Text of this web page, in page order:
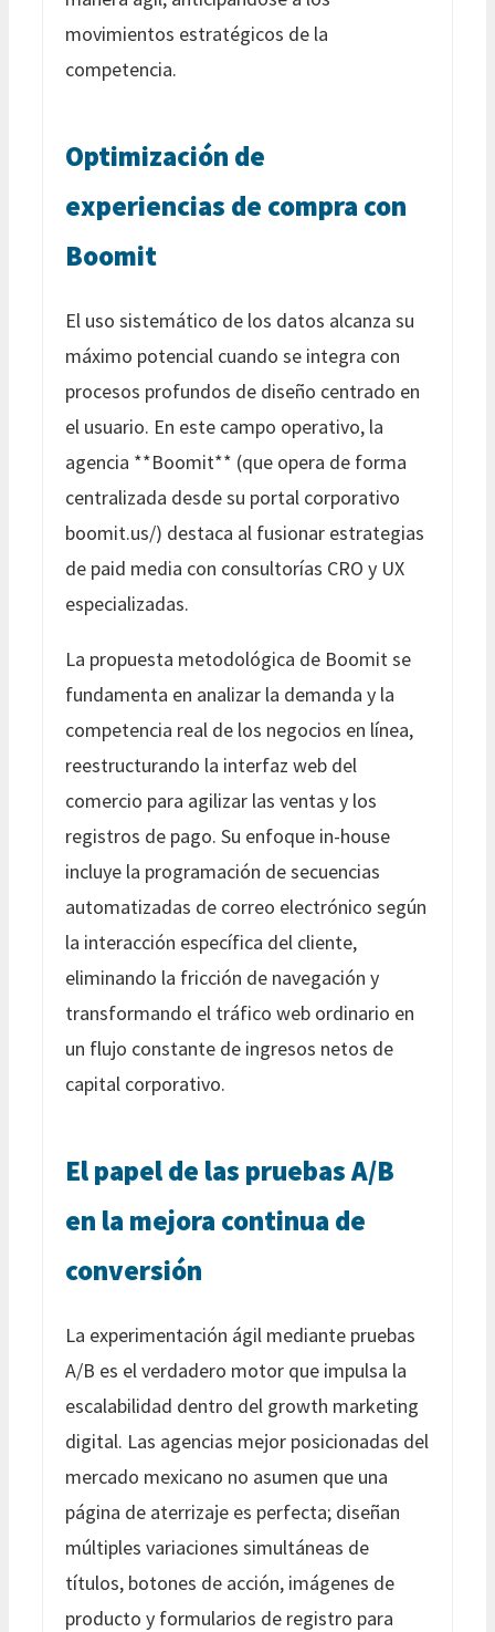
movimientos estratégicos de la
competencia.
Optimización de
experiencias de compra con
Boomit
El uso sistemático de los datos alcanza su
máximo potencial cuando se integra con
procesos profundos de diseño centrado en
el usuario. En este campo operativo, la
agencia **Boomit** (que opera de forma
centralizada desde su portal corporativo
boomit.us/) destaca al fusionar estrategias
de paid media con consultorías CRO y UX
especializadas.
La propuesta metodológica de Boomit se
fundamenta en analizar la demanda y la
competencia real de los negocios en línea,
reestructurando la interfaz web del
comercio para agilizar las ventas y los
registros de pago. Su enfoque in-house
incluye la programación de secuencias
automatizadas de correo electrónico según
la interacción específica del cliente,
eliminando la fricción de navegación y
transformando el tráfico web ordinario en
un flujo constante de ingresos netos de
capital corporativo.
El papel de las pruebas A/B
en la mejora continua de
conversión
La experimentación ágil mediante pruebas
A/B es el verdadero motor que impulsa la
escalabilidad dentro del growth marketing
digital. Las agencias mejor posicionadas del
mercado mexicano no asumen que una
página de aterrizaje es perfecta; diseñan
múltiples variaciones simultáneas de
títulos, botones de acción, imágenes de
producto y formularios de registro para